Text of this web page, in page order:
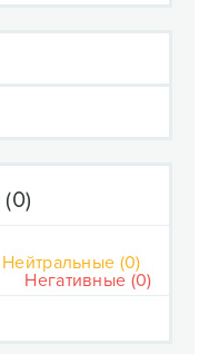
(0)
Нейтральные (0)
Негативные (0)